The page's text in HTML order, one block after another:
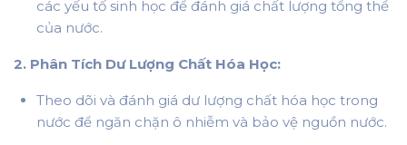
các yếu tố sinh học để đánh giá chất lượng tổng thể
của nước.
2. Phân Tích Dư Lượng Chất Hóa Học:
Theo dõi và đánh giá dư lượng chất hóa học trong
nước để ngăn chặn ô nhiễm và bảo vệ nguồn nước.